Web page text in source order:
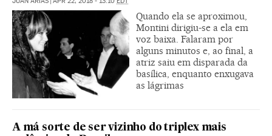
Quando ela se aproximou,
Montini dirigiu-se a ela em
voz baixa. Falaram por
alguns minutos e, ao final, a
atriz saiu em disparada da
basílica, enquanto enxugava
as lágrimas
A má sorte de ser vizinho do triplex mais